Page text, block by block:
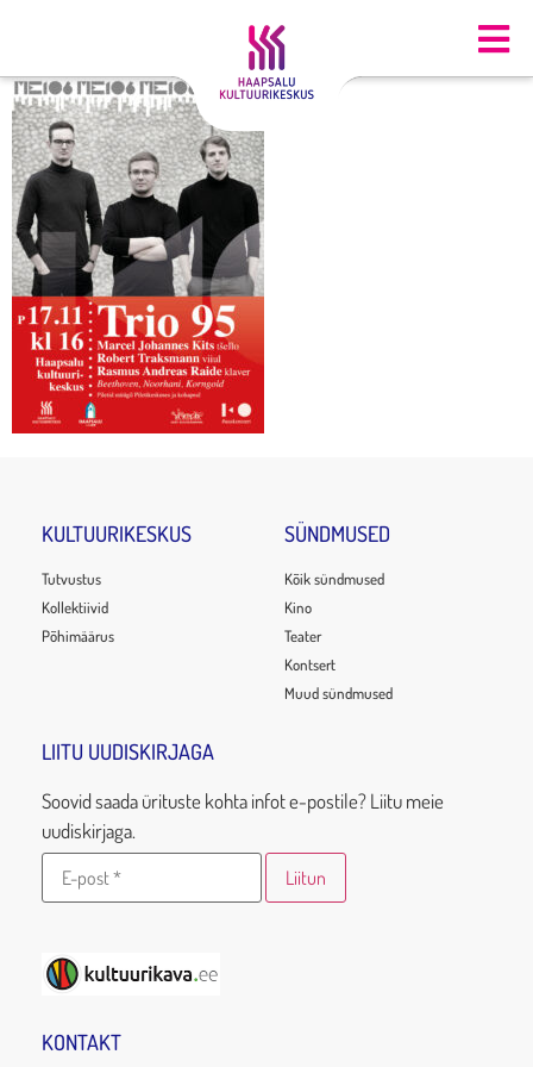
KULTUURIKESKUS
Tutvustus
Kollektiivid
Põhimäärus
SÜNDMUSED
Kõik sündmused
Kino
Teater
Kontsert
Muud sündmused
LIITU UUDISKIRJAGA
Soovid saada ürituste kohta infot e-postile? Liitu meie
uudiskirjaga.
KONTAKT